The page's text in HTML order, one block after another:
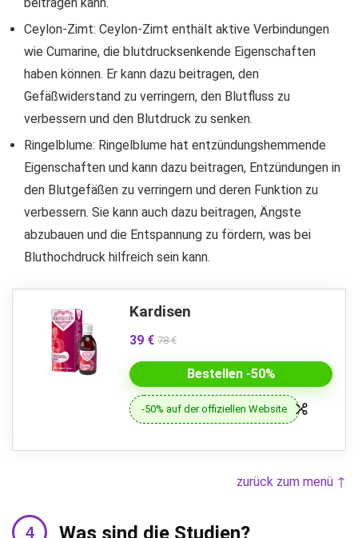
Ceylon-Zimt: Ceylon-Zimt enthält aktive Verbindungen
wie Cumarine, die blutdrucksenkende Eigenschaften
haben können. Er kann dazu beitragen, den
Gefäßwiderstand zu verringern, den Blutfluss zu
verbessern und den Blutdruck zu senken.
Ringelblume: Ringelblume hat entzündungshemmende
Eigenschaften und kann dazu beitragen, Entzündungen in
den Blutgefäßen zu verringern und deren Funktion zu
verbessern. Sie kann auch dazu beitragen, Ängste
abzubauen und die Entspannung zu fördern, was bei
Bluthochdruck hilfreich sein kann.
Kardisen
39 € 78 €
Bestellen -50%
-50% auf der offiziellen Website
zurück zum menü ↑